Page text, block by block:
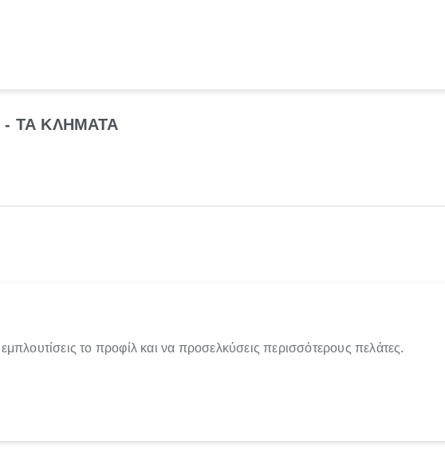
- ΤΑ ΚΛΗΜΑΤΑ
το προφίλ και να προσελκύσεις περισσότερους πελάτες.